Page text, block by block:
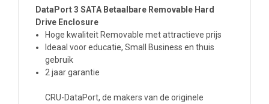
DataPort 3 SATA Betaalbare Removable Hard
Drive Enclosure
Hoge kwaliteit Removable met attractieve prijs
Ideaal voor educatie, Small Business en thuis
gebruik
2 jaar garantie
CRU-DataPort, de makers van de originele